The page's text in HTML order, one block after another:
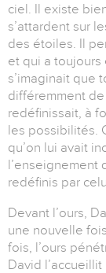
ciel. Il existe
s’attardent sur
des étoiles. Il
et qui a toujours
s’imaginait que
différemment
redéfinissait, à
les possibilités.
qu’on lui avait
l’enseignement
redéfinis par
Devant l’ours,
une nouvelle
fois, l’ours
David